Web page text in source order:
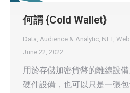
何謂 {Cold Wallet}
Data, Audience & Analytic NFT,
June 22, 2022
用於存儲加密貨幣的離線設
硬件設備，也可以只是一張